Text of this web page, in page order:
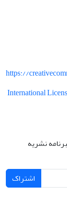
https://
International
نشریه
اشتراک